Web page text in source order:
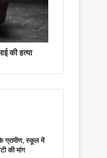
की हत्या
ग्रामीण, स्कूल में
की मांग